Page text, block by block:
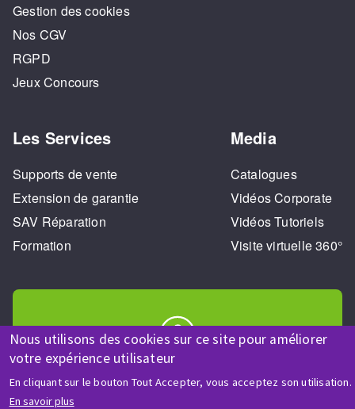
Nous utilisons des cookies sur ce site pour améliorer
votre expérience utilisateur
En cliquant sur le bouton Tout Accepter, vous acceptez son utilisation.
En savoir plus
Gestion des cookies
Nos CGV
RGPD
Jeux Concours
Les Services
Supports de vente
Extension de garantie
SAV Réparation
Formation
Media
Catalogues
Vidéos Corporate
Vidéos Tutoriels
Visite virtuelle 360°
AIDE & CONTACT
Une question ? Un renseignement ?